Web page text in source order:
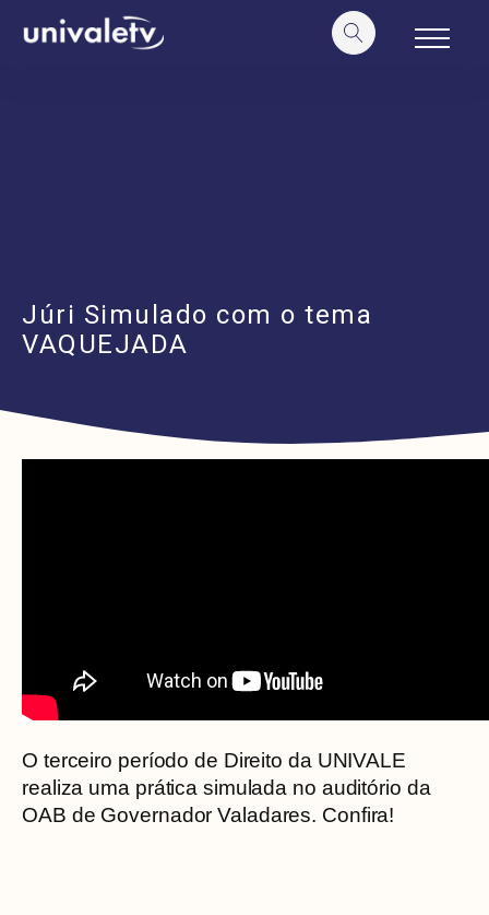
conteúdo
Júri Simulado com o tema
VAQUEJADA
O terceiro período de Direito da UNIVALE
realiza uma prática simulada no auditório da
OAB de Governador Valadares. Confira!